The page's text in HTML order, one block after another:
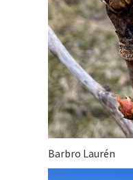
Barbro Laurén